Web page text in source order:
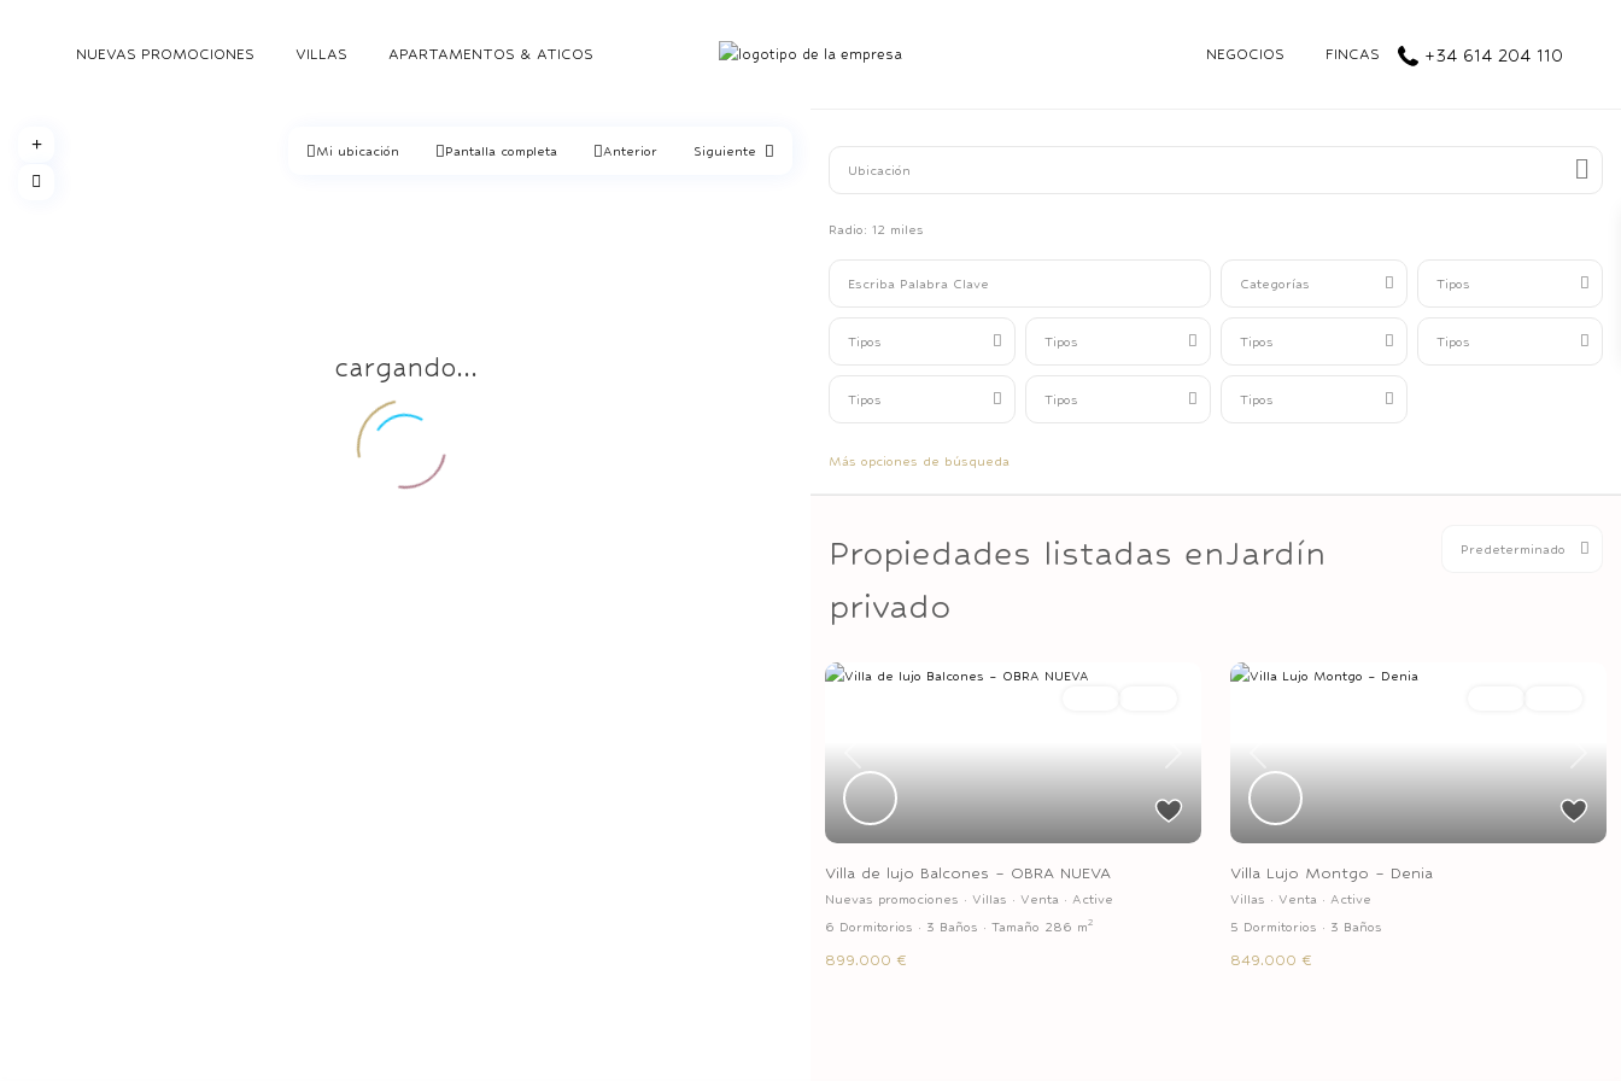
NUEVAS PROMOCIONES VILLAS APARTAMENTOS & ATICOS NEGOCIOS FINCAS +34 614 204 110
cargando...
Mi ubicación Pantalla completa Anterior Siguiente
Radio: 12 miles
Categorías Tipos
Tipos Tipos Tipos Tipos
Tipos Tipos Tipos
Más opciones de búsqueda
Predeterminado
Propiedades listadas enJardín
privado
Villa de lujo Balcones – OBRA NUEVA
Nuevas promociones · Villas · Venta · Active
6 Dormitorios · 3 Baños · Tamaño 286 m2
899.000 €
Villa Lujo Montgo – Denia
Villas · Venta · Active
5 Dormitorios · 3 Baños
849.000 €